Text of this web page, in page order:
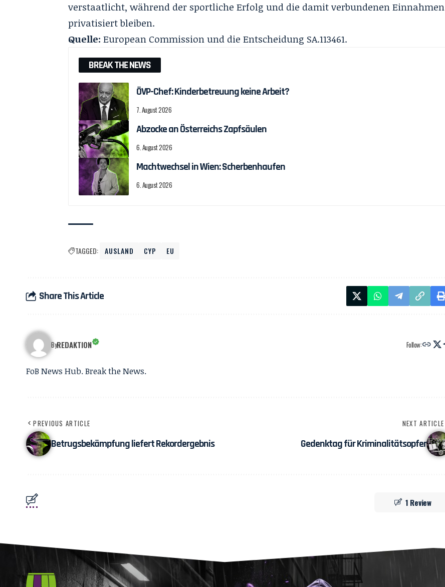
verstaatlicht, während der sportliche Erfolg und die damit verbundenen Einnahmen
privatisiert bleiben.
Quelle: European Commissionund die Entscheidung SA.113461.
BREAK THE NEWS
ÖVP-Chef: Kinderbetreuung keine Arbeit?
7. August 2026
Abzocke an Österreichs Zapfsäulen
6. August 2026
Machtwechsel in Wien: Scherbenhaufen
6. August 2026
TAGGED: AUSLAND CYP EU
Share This Article
ByREDAKTION Follow:
FoB News Hub. Break the News.
PREVIOUS ARTICLE
Betrugsbekämpfung liefert Rekordergebnis
NEXT ARTICLE
Gedenktag für Kriminalitätsopfer
1 Review